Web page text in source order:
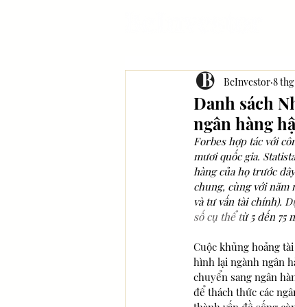
Danh sách
ngân hàng
BeInvestor 8
Forbes hợp tác với
mươi quốc gia.
hàng của họ trước
chung, cùng với năm
và tư vấn tài chính). D
số cụ thể từ 5 đến 75
Cuộc khủng hoảng
hình lại ngành ngân
chuyển sang ngân
để thách thức các